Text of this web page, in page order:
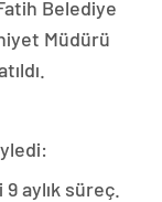
Belediye
Müdürü
aylık süreç.